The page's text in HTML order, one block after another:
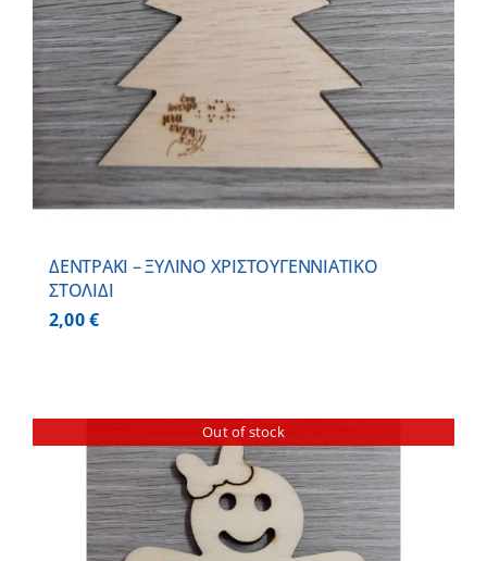
ΔΕΝΤΡΑΚΙ – ΞΥΛΙΝO ΧΡΙΣΤΟΥΓΕΝΝΙΑΤΙΚO
ΣΤΟΛΙΔΙ
2,00€
Out of stock